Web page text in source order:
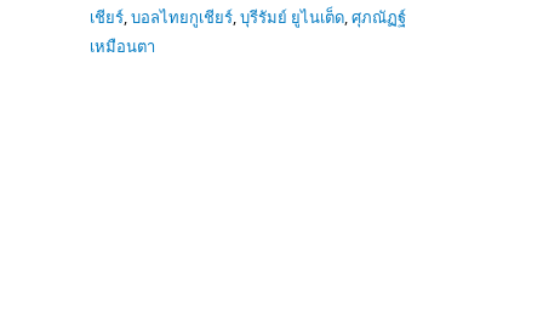
เชียร์,บอลไทยกูเชียร์,บุรีรัมย์ ยูไนเต็ด,ศุภณัฏฐ์
เหมือนตา